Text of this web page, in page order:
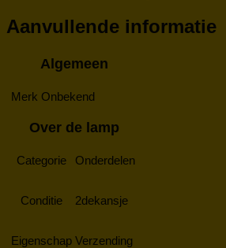
Aanvullende informatie
Algemeen
Merk Onbekend
Over de lamp
Categorie Onderdelen
Conditie 2dekansje
Eigenschap Verzending